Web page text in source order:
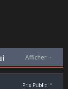
Afficher -
Prix Public *